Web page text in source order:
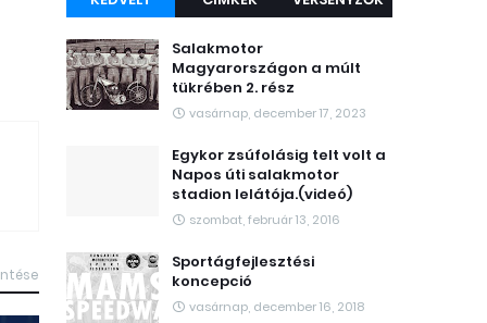
Salakmotor
Magyarországon a múlt
tükrében 2. rész
vasárnap, december 17, 2023
Egykor zsúfolásig telt volt a
Napos úti salakmotor
stadion lelátója.(videó)
szombat, február 13, 2016
Sportágfejlesztési
koncepció
vasárnap, december 16, 2018